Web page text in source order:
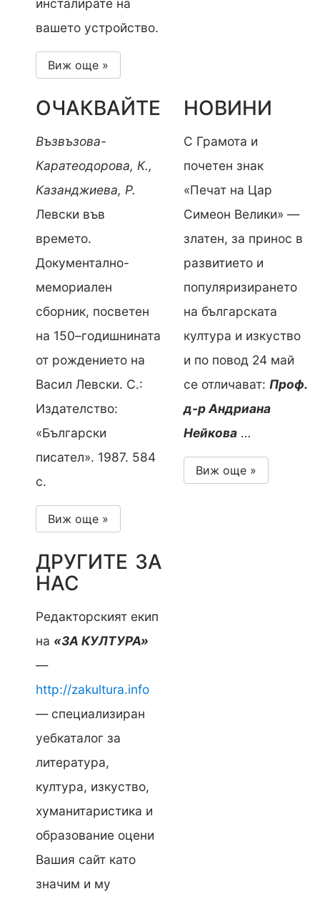
инсталирате на
вашето устройство.
Виж още »
ОЧАКВАЙТЕ
Възвъзова-
Каратеодорова, К.,
Казанджиева, Р.
Левски във
времето.
Документално-
мемориален
сборник, посветен
на 150–годишнината
от рождението на
Васил Левски. С.:
Издателство:
«Български
писател». 1987. 584
с.
Виж още »
НОВИНИ
С Грамота и
почетен знак
«Печат на Цар
Симеон Велики» —
златен, за принос в
развитието и
популяризирането
на българската
култура и изкуство
и по повод 24 май
се отличават: Проф.
д-р Андриана
Нейкова…
Виж още »
ДРУГИТЕ ЗА
НАС
Редакторският екип
на «ЗА КУЛТУРА»
—
http://zakultura.info
— специализиран
уебкаталог за
литература,
култура, изкуство,
хуманитаристика и
образование оцени
Вашия сайт като
значим и му